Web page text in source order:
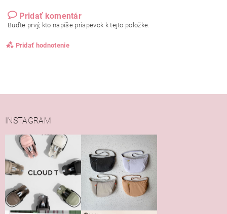
Pridať komentár
Buďte prvý, kto napíše príspevok k tejto položke.
Pridať hodnotenie
Vložením hodnotenie súhlasíte s
podmienkami ochrany
osobných údajov
INSTAGRAM